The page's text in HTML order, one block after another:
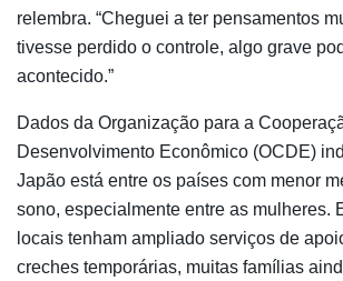
relembra. “Cheguei a ter pensamentos
tivesse perdido o controle, algo grave
acontecido.”
Dados da Organização para a
Desenvolvimento Econômico (OCDE)
Japão está entre os países com menor
sono, especialmente entre as mulheres.
locais tenham ampliado serviços de
creches temporárias, muitas famílias